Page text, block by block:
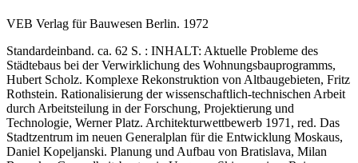
VEB Verlag für Bauwesen Berlin. 1972
Standardeinband. ca. 62 S. : INHALT: Aktuelle Probleme des
Städtebaus bei der Verwirklichung des Wohnungsbauprogramms,
Hubert Scholz. Komplexe Rekonstruktion von Altbaugebieten, Fritz
Rothstein. Rationalisierung der wissenschaftlich-technischen Arbeit
durch Arbeitsteilung in der Forschung, Projektierung und
Technologie, Werner Platz. Architekturwettbewerb 1971, red. Das
Stadtzentrum im neuen Generalplan für die Entwicklung Moskaus,
Daniel Kopeljanski. Planung und Aufbau von Bratislava, Milan